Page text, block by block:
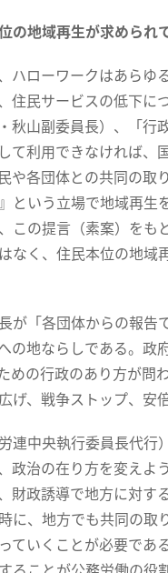
の地域再生が求められ
ローワークはあらゆ
住民サービスの低下
山副委員長）、「
て利用できなければ
や各団体との共同の
という立場で地域再
この提言（素案）を
なく、住民本位の地
「各団体からの報告
地ならしである。
の行政のあり方が
、戦争ストップ、安
中央執行委員長代
政治の在り方を変え
政誘導で地方に対す
に、地方でも共同の
いくことが必要で